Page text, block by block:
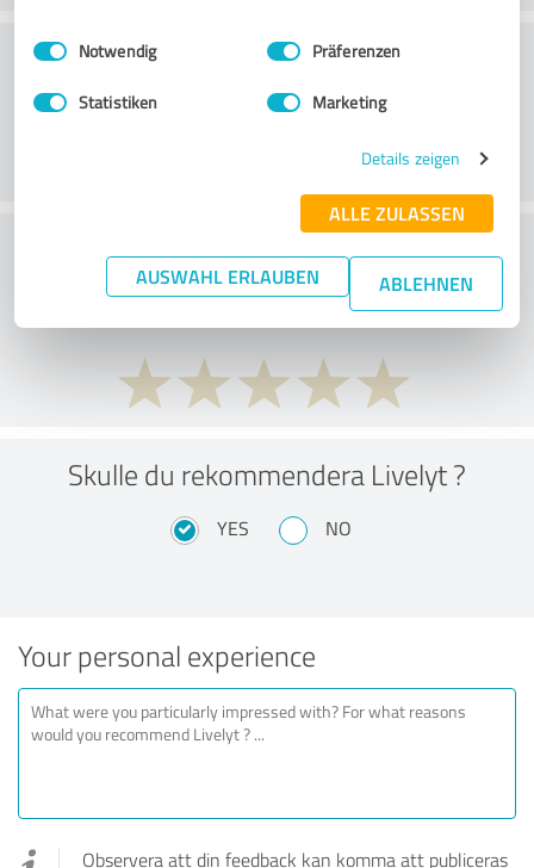
Impressum Datenschutzbestimmungen
Einwilligungsauswahl
Notwendig Präferenzen
Statistiken Marketing
Details zeigen
ALLE ZULASSEN
AUSWAHL ERLAUBEN ABLEHNEN
Kundservice
What do you think of the price to
performance ratio?
Skulle du rekommendera Livelyt ?
YES NO
Your personal experience
Observera att din feedback kan komma att publiceras